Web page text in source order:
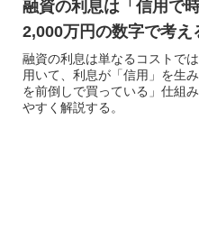
融資の利息は「信用で
2,000万円の数字で考え
融資の利息は単なるコストで
用いて、利息が「信用」を生
を前倒しで買っている」仕組
やすく解説する。